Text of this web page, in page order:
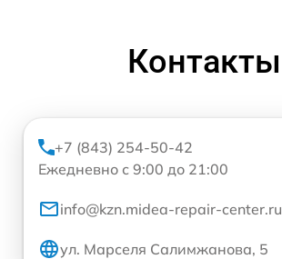
Контакты
+7 (843) 254-50-42
Ежедневно с 9:00 до 21:00
info@kzn.midea-repair-center.ru
ул. Марселя Салимжанова, 5